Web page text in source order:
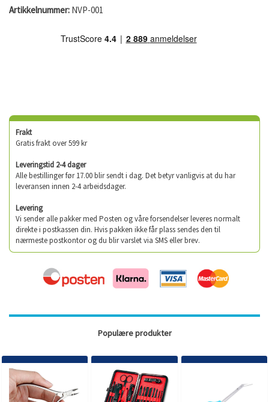
Artikkelnummer: NVP-001
Frakt
Gratis frakt over 599 kr
Leveringstid 2-4 dager
Alle bestillinger før 17.00 blir sendt i dag. Det betyr vanligvis at du har
leveransen innen 2-4 arbeidsdager.
Levering
Vi sender alle pakker med Posten og våre forsendelser leveres normalt
direkte i postkassen din. Hvis pakken ikke får plass sendes den til
nærmeste postkontor og du blir varslet via SMS eller brev.
Populære produkter